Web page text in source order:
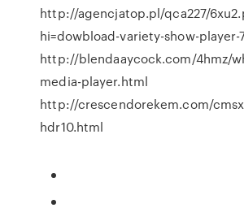
http://agencjatop.pl/qca227/
hi=dowbload-variety-show-player-
http://blendaaycock.com/4hmz/
media-player.html
http://crescendorekem.com/
hdr10.html